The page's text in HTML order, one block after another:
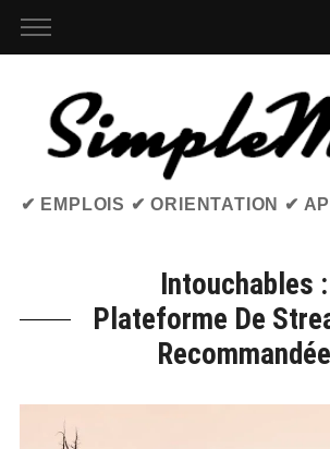
✔ EMPLOIS ✔ ORIENTATION ✔
Intouchables :
Plateforme De
Recommandée